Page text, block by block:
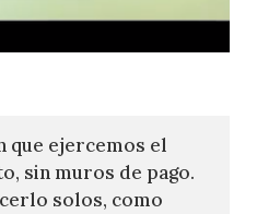
que ejercemos el
sin muros de pago.
solos, como